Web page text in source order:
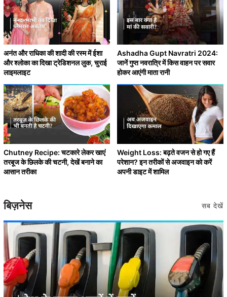
अनंत और राधिका की शादी की रस्म में ईशा
और श्लोका का दिखा ट्रेडिशनल लुक, चुराई
लाइमलाइट
Ashadha Gupt Navratri 2024:
जानें गुप्त नवरात्रि में किस वाहन पर सवार
होकर आएंगी माता रानी
Chutney Recipe: चटकारे लेकर खाएं
तरबूज के छिलके की चटनी, देखें बनाने का
आसान तरीका
Weight Loss: बढ़ते वजन से हो गए हैं
परेशान? इन तरीकों से अजवाइन को करें
अपनी डाइट में शामिल
बिज़नेस सब देखें